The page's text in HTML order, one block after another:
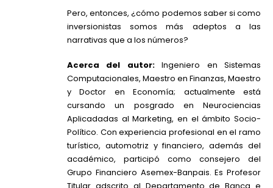
Pero, entonces, ¿cómo podemos saber si como
inversionistas somos más adeptos a las
narrativas que a los números?
Acerca del autor:Ingeniero en Sistemas
Computacionales, Maestro en Finanzas, Maestro
y Doctor en Economía; actualmente está
cursando un posgrado en Neurociencias
Aplicadadas al Marketing, en el ámbito Socio-
Político. Con experiencia profesional en el ramo
turístico, automotriz y financiero, además del
académico, participó como consejero del
Grupo Financiero Asemex-Banpais. Es Profesor
Titular adscrito al Departamento de Banca e